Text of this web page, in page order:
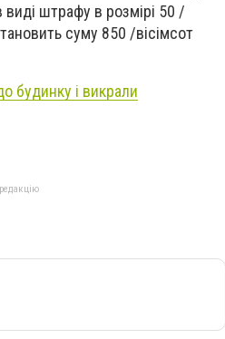
виді штрафу в розмірі 50 /
суму 850 /вісімсот
будинку і викрали